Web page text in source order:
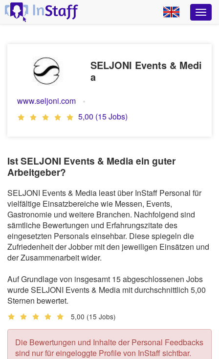
SELJONI Events & Medi
a
www.seljoni.com
5,00 (15 Jobs)
Ist SELJONI Events & Media ein guter
Arbeitgeber?
SELJONI Events & Media least über InStaff Personal für
vielfältige Einsatzbereiche wie Messen, Events,
Gastronomie und weitere Branchen. Nachfolgend sind
sämtliche Bewertungen und Erfahrungszitate des
eingesetzten Personals einsehbar. Diese spiegeln die
Zufriedenheit der Jobber mit den jeweiligen Einsätzen und
der Zusammenarbeit wider.
Auf Grundlage von insgesamt 15 abgeschlossenen Jobs
wurde SELJONI Events & Media mit durchschnittlich 5,00
Sternen bewertet.
5,00 (15 Jobs)
Die Bewertungen und Inhalte der Personal Feedbacks
sind nur für eingeloggte Profile von InStaff sichtbar.